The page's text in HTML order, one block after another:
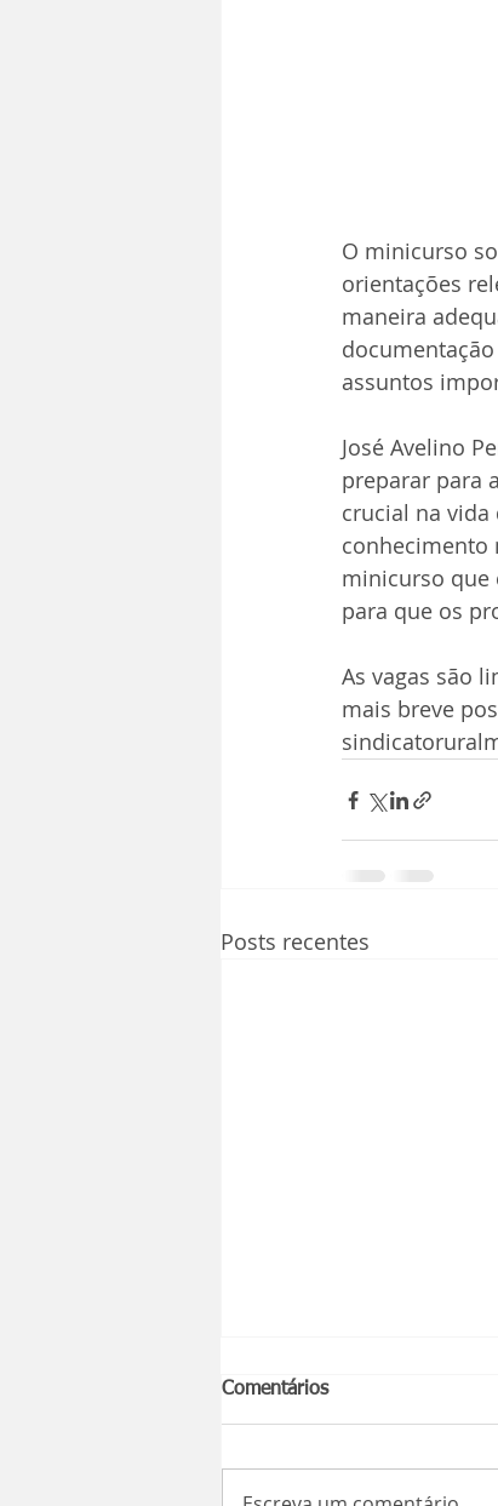
O minicurso
orientações
maneira
assuntos
José Avelino
preparar para
crucial na
conhecimento
minicurso que
para que os
As vagas são
mais breve
Posts recentes
Comentários